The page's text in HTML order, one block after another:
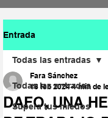
Entrada
Todas las entradas
Supera tus miedos
Todas las entradas
DAFO, UNA
Fara Sánchez
18 feb 2024 4 min de